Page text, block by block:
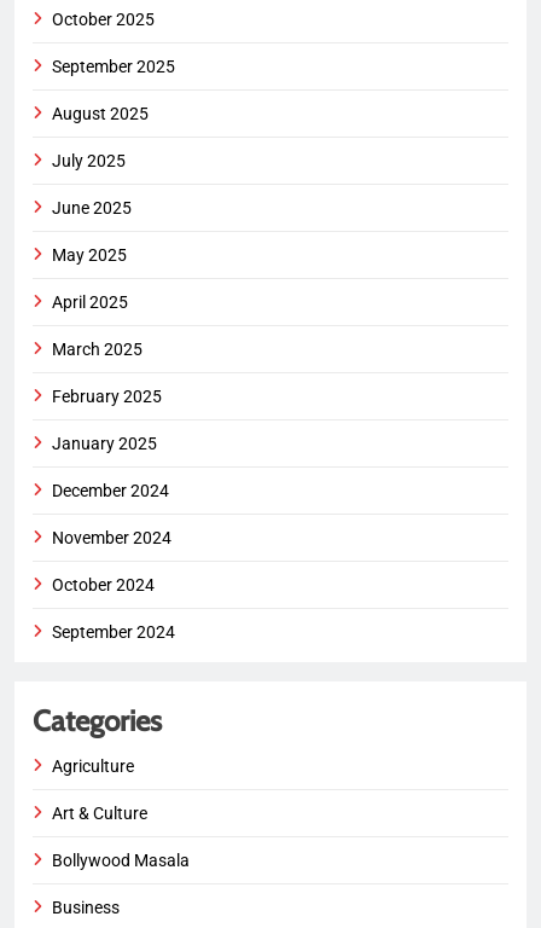
October 2025
September 2025
August 2025
July 2025
June 2025
May 2025
April 2025
March 2025
February 2025
January 2025
December 2024
November 2024
October 2024
September 2024
Categories
Agriculture
Art & Culture
Bollywood Masala
Business